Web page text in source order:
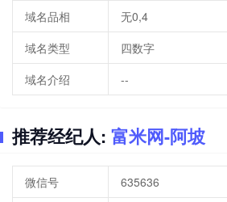
域名品相
无0,4
域名类型
四数字
域名介绍
--
推荐经纪人: 富米网-阿坡
微信号 635636